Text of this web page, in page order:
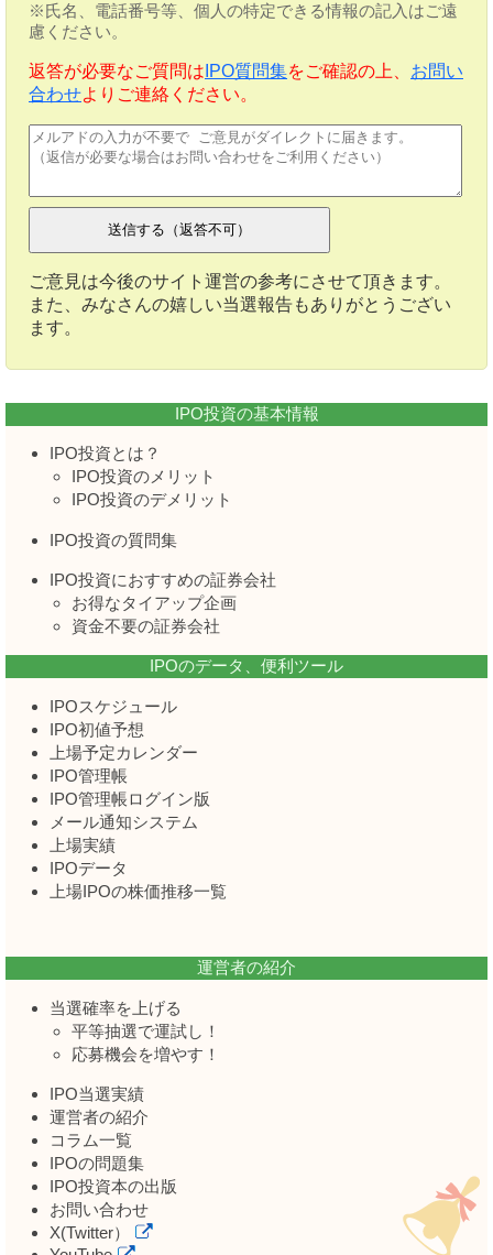
※氏名、電話番号等、個人の特定できる情報の記入はご遠
慮ください。
返答が必要なご質問は IPO質問集をご確認の上、 お問い
合わせよりご連絡ください。
ご意見は今後のサイト運営の参考にさせて頂きます。
また、みなさんの嬉しい当選報告もありがとうござい
ます。
IPO投資の基本情報
IPO投資とは？
IPO投資のメリット
IPO投資のデメリット
IPO投資の質問集
IPO投資におすすめの証券会社
お得なタイアップ企画
資金不要の証券会社
IPOのデータ、便利ツール
IPOスケジュール
IPO初値予想
上場予定カレンダー
IPO管理帳
IPO管理帳ログイン版
メール通知システム
上場実績
IPOデータ
上場IPOの株価推移一覧
運営者の紹介
当選確率を上げる
平等抽選で運試し！
応募機会を増やす！
IPO当選実績
運営者の紹介
コラム一覧
IPOの問題集
IPO投資本の出版
お問い合わせ
X(Twitter）